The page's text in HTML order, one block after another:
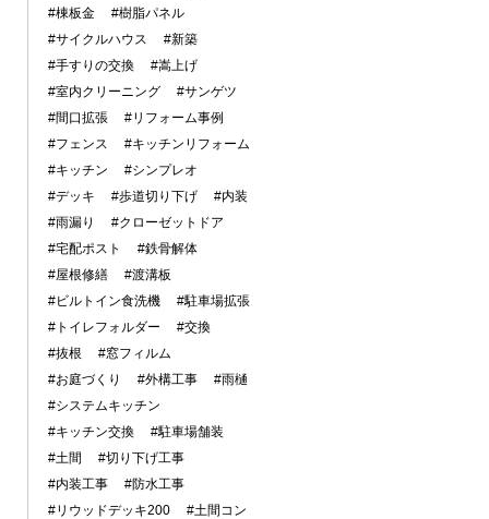
#棟板金
#樹脂パネル
#サイクルハウス
#新築
#手すりの交換
#嵩上げ
#室内クリーニング
#サンゲツ
#間口拡張
#リフォーム事例
#フェンス
#キッチンリフォーム
#キッチン
#シンプレオ
#デッキ
#歩道切り下げ
#内装
#雨漏り
#クローゼットドア
#宅配ポスト
#鉄骨解体
#屋根修繕
#渡溝板
#ビルトイン食洗機
#駐車場拡張
#トイレフォルダー
#交換
#抜根
#窓フィルム
#お庭づくり
#外構工事
#雨樋
#システムキッチン
#キッチン交換
#駐車場舗装
#土間
#切り下げ工事
#内装工事
#防水工事
#リウッドデッキ200
#土間コン